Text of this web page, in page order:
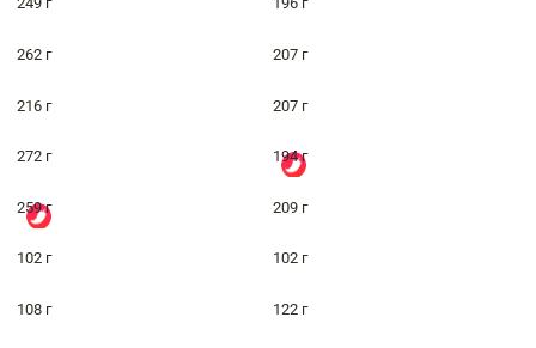
262 г 207 г
216 г 207 г
272 г 194 г
259 г 209 г
102 г 102 г
108 г 122 г